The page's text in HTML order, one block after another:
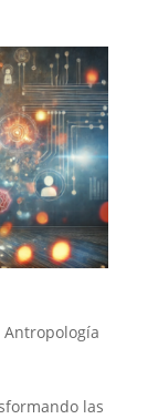
Antropología
las